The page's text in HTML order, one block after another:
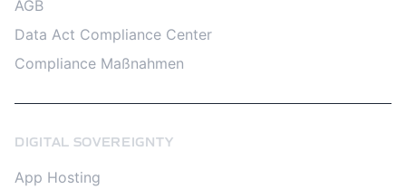
AGB
Data Act Compliance Center
Compliance Maßnahmen
DIGITAL SOVEREIGNTY
App Hosting